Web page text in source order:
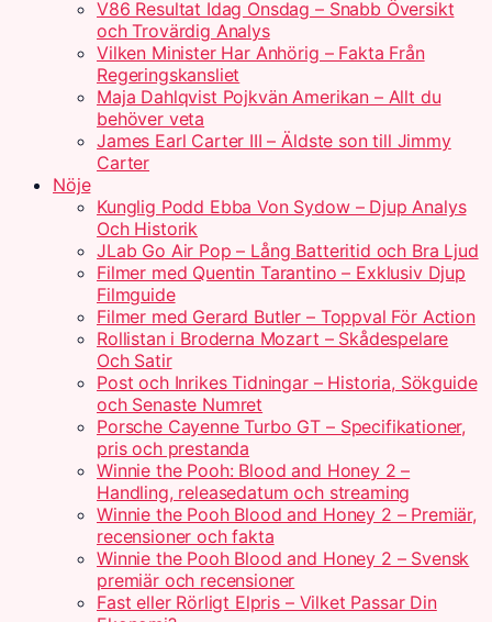
V86 Resultat Idag Onsdag – Snabb Översikt
och Trovärdig Analys
Vilken Minister Har Anhörig – Fakta Från
Regeringskansliet
Maja Dahlqvist Pojkvän Amerikan – Allt du
behöver veta
James Earl Carter III – Äldste son till Jimmy
Carter
Nöje
Kunglig Podd Ebba Von Sydow – Djup Analys
Och Historik
JLab Go Air Pop – Lång Batteritid och Bra Ljud
Filmer med Quentin Tarantino – Exklusiv Djup
Filmguide
Filmer med Gerard Butler – Toppval För Action
Rollistan i Broderna Mozart – Skådespelare
Och Satir
Post och Inrikes Tidningar – Historia, Sökguide
och Senaste Numret
Porsche Cayenne Turbo GT – Specifikationer,
pris och prestanda
Winnie the Pooh: Blood and Honey 2 –
Handling, releasedatum och streaming
Winnie the Pooh Blood and Honey 2 – Premiär,
recensioner och fakta
Winnie the Pooh Blood and Honey 2 – Svensk
premiär och recensioner
Fast eller Rörligt Elpris – Vilket Passar Din